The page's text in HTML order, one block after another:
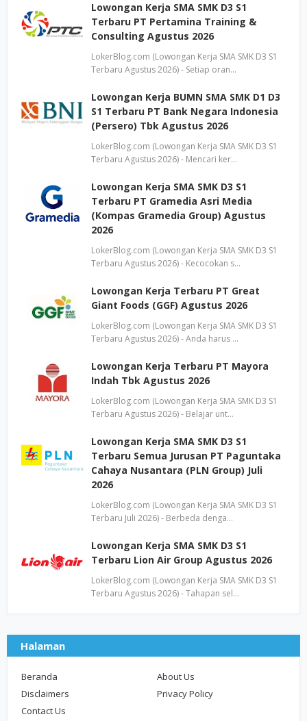
Lowongan Kerja SMA SMK D3 S1
Terbaru PT Pertamina Training &
Consulting Agustus 2026
LokerBlog.com (Lowongan Kerja SMA SMK D3 S1
Terbaru Agustus 2026) - Setiap oran…
Lowongan Kerja BUMN SMA SMK D1 D3
S1 Terbaru PT Bank Negara Indonesia
(Persero) Tbk Agustus 2026
LokerBlog.com (Lowongan Kerja SMA SMK D3 S1
Terbaru Agustus 2026) - Mencari ker…
Lowongan Kerja SMA SMK D3 S1
Terbaru PT Gramedia Asri Media
(Kompas Gramedia Group) Agustus
2026
LokerBlog.com (Lowongan Kerja SMA SMK D3 S1
Terbaru Agustus 2026) - Kecocokan s…
Lowongan Kerja Terbaru PT Great
Giant Foods (GGF) Agustus 2026
LokerBlog.com (Lowongan Kerja SMA SMK D3 S1
Terbaru Agustus 2026) - Anda harus …
Lowongan Kerja Terbaru PT Mayora
Indah Tbk Agustus 2026
LokerBlog.com (Lowongan Kerja SMA SMK D3 S1
Terbaru Agustus 2026) - Belajar unt…
Lowongan Kerja SMA SMK D3 S1
Terbaru Semua Jurusan PT Paguntaka
Cahaya Nusantara (PLN Group) Juli
2026
LokerBlog.com (Lowongan Kerja SMA SMK D3 S1
Terbaru Juli 2026) - Berbeda denga…
Lowongan Kerja SMA SMK D3 S1
Terbaru Lion Air Group Agustus 2026
LokerBlog.com (Lowongan Kerja SMA SMK D3 S1
Terbaru Agustus 2026) - Tahapan sel…
Halaman
Beranda
About Us
Disclaimers
Privacy Policy
Contact Us